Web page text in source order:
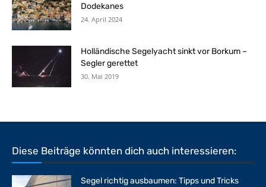
Dodekanes
24. April 2024
Holländische Segelyacht sinkt vor Borkum –
Segler gerettet
30. Mai 2019
Diese Beiträge könnten dich auch interessieren:
Segel richtig ausbaumen: Tipps und Tricks